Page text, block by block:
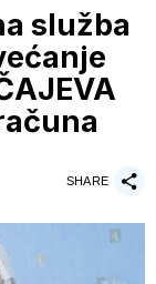
služba
SHARE